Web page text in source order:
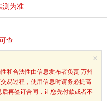
测为准
查
×
和合法性由信息发布者负责 万州
易过程，使用信息时请务必提高
再签订合同，让您先付款或者不